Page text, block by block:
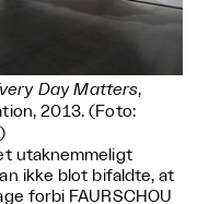
Day Matters,
2013. (Foto:
utaknemmeligt
ikke blot bifaldte, at
forbi FAURSCHOU